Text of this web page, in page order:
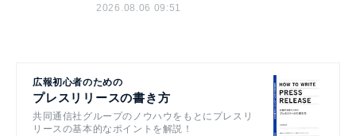
2026.08.06 09:51
広報初心者のための
プレスリリースの書き方
共同通信社グループのノウハウをもとにプレスリ
リースの基本的なポイントを解説！